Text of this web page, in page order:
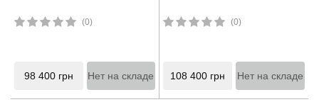
(0)
98 400 грн Нет на складе
(0)
108 400 грн Нет на складе